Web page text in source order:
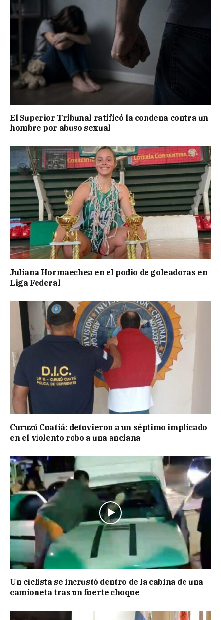
El Superior Tribunal ratificó la condena contra un
hombre por abuso sexual
Juliana Hormaechea en el podio de goleadoras en
Liga Federal
Curuzú Cuatiá: detuvieron a un séptimo implicado
en el violento robo a una anciana
Un ciclista se incrustó dentro de la cabina de una
camioneta tras un fuerte choque